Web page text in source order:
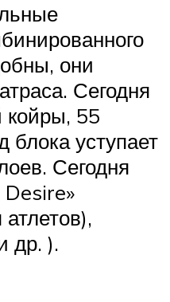
они
Сегодня
койры, 55
уступает
Сегодня
др. ).